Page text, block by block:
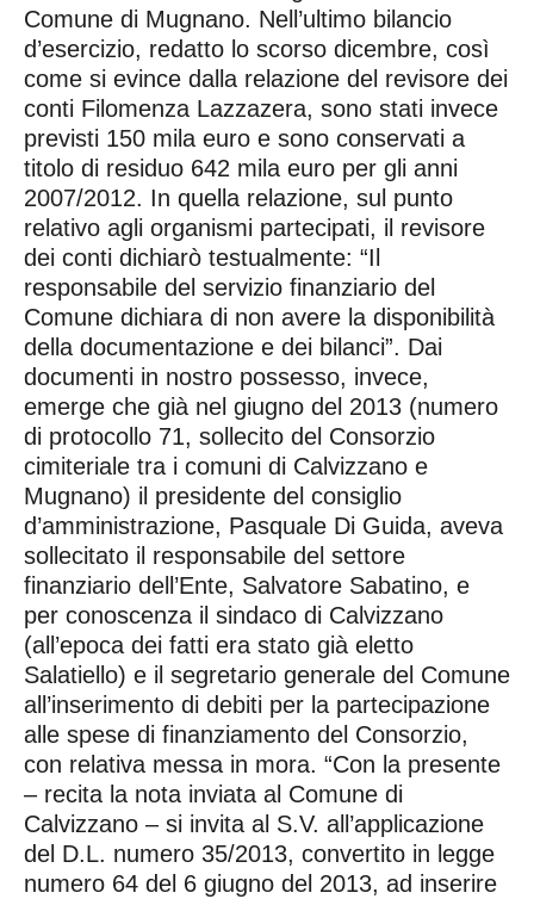
Comune di Mugnano. Nell’ultimo bilancio
d’esercizio, redatto lo scorso dicembre, così
come si evince dalla relazione del revisore dei
conti Filomenza Lazzazera, sono stati invece
previsti 150 mila euro e sono conservati a
titolo di residuo 642 mila euro per gli anni
2007/2012. In quella relazione, sul punto
relativo agli organismi partecipati, il revisore
dei conti dichiarò testualmente: “Il
responsabile del servizio finanziario del
Comune dichiara di non avere la disponibilità
della documentazione e dei bilanci”. Dai
documenti in nostro possesso, invece,
emerge che già nel giugno del 2013 (numero
di protocollo 71, sollecito del Consorzio
cimiteriale tra i comuni di Calvizzano e
Mugnano) il presidente del consiglio
d’amministrazione, Pasquale Di Guida, aveva
sollecitato il responsabile del settore
finanziario dell’Ente, Salvatore Sabatino, e
per conoscenza il sindaco di Calvizzano
(all’epoca dei fatti era stato già eletto
Salatiello) e il segretario generale del Comune
all’inserimento di debiti per la partecipazione
alle spese di finanziamento del Consorzio,
con relativa messa in mora. “Con la presente
– recita la nota inviata al Comune di
Calvizzano – si invita al S.V. all’applicazione
del D.L. numero 35/2013, convertito in legge
numero 64 del 6 giugno del 2013, ad inserire